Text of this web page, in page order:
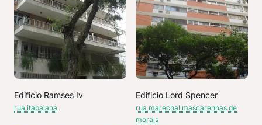
Edificio Ramses Iv
rua itabaiana
Edificio Lord Spencer
rua marechal mascarenhas de
morais